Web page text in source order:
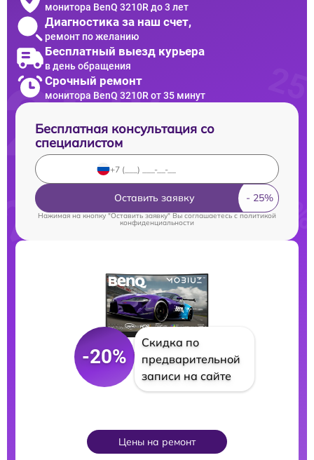
монитора BenQ 3210R до 3 лет
Диагностика за наш счет,
ремонт по желанию
Бесплатный выезд курьера
в день обращения
Срочный ремонт
монитора BenQ 3210R от 35 минут
Бесплатная консультация со
специалистом
Оставить заявку
Нажимая на кнопку "Оставить заявку" Вы соглашаетесь cполитикой
конфиденциальности
-20%
Скидка по
предварительной
записи на сайте
Цены на ремонт